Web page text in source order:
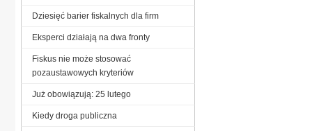
Dziesięć barier fiskalnych dla firm
Eksperci działają na dwa fronty
Fiskus nie może stosować
pozaustawowych kryteriów
Już obowiązują: 25 lutego
Kiedy droga publiczna